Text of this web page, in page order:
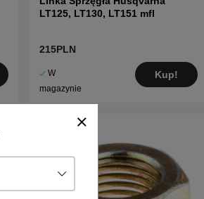
LT125, LT130, LT151 mfl
215PLN
W
magazynie
Kup!